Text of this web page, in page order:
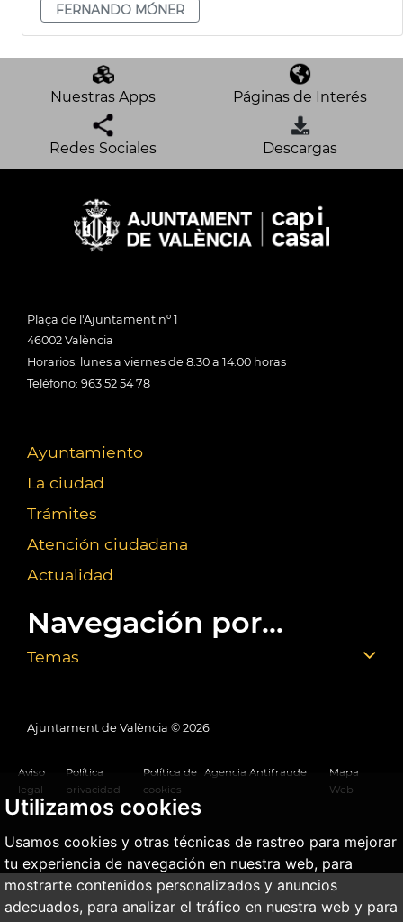
Utilizamos cookies
Usamos cookies y otras técnicas de rastreo para mejorar
tu experiencia de navegación en nuestra web, para
mostrarte contenidos personalizados y anuncios
adecuados, para analizar el tráfico en nuestra web y para
FERNANDO MÓNER
Nuestras Apps Páginas de Interés
Redes Sociales Descargas
Plaça de l'Ajuntament nº 1
46002 València
Horarios: lunes a viernes de 8:30 a 14:00 horas
Teléfono: 963 52 54 78
Ayuntamiento
La ciudad
Trámites
Atención ciudadana
Actualidad
Navegación por...
Temas
Ajuntament de València © 2026
Aviso
legal
Política
privacidad
Política de
cookies
Agencia Antifraude
Mapa
Web